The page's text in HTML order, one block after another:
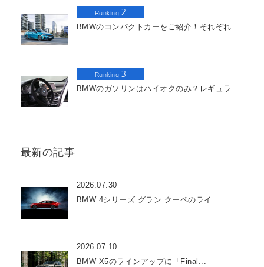
Ranking 2
BMWのコンパクトカーをご紹介！それぞれ...
Ranking 3
BMWのガソリンはハイオクのみ？レギュラ...
最新の記事
2026.07.30
BMW 4シリーズ グラン クーペのライ...
2026.07.10
BMW X5のラインアップに「Final...